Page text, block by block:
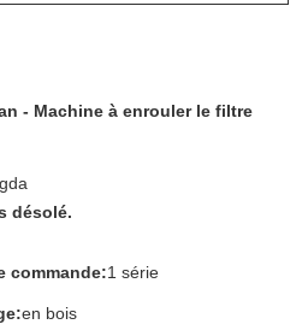
- Machine à enrouler le filtre
désolé.
commande:1 série
en bois